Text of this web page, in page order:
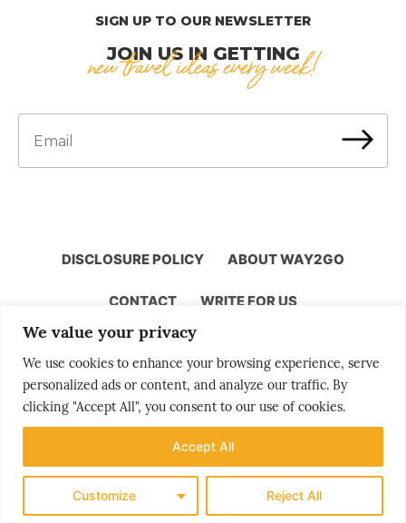
We value your privacy
We use cookies to enhance your browsing experience, serve
personalized ads or content, and analyze our traffic. By
clicking "Accept All", you consent to our use of cookies.
Customize Reject All
Accept All
SIGN UP TO OUR NEWSLETTER
JOIN US IN GETTING
new travel ideas every week!
DISCLOSURE POLICY ABOUT WAY2GO
CONTACT WRITE FOR US
Storytelling by Bjørn Moholdt
Your story is our mission